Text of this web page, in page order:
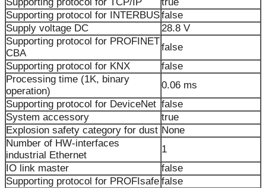
Supporting protocol for TCP/IP
true
Supporting protocol for INTERBUSfalse
Supply voltage DC
28.8 V
Supporting protocol for PROFINET
CBA
false
Supporting protocol for KNX
false
Processing time (1K, binary
operation)
0.06 ms
Supporting protocol for DeviceNet false
System accessory
true
Explosion safety category for dust None
Number of HW-interfaces
industrial Ethernet
1
IO link master
false
Supporting protocol for PROFIsafe false